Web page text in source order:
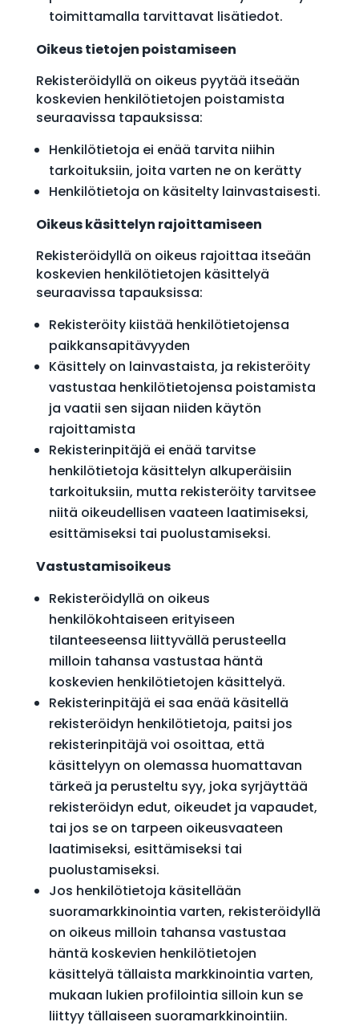
toimittamalla tarvittavat lisätiedot.
Oikeus tietojen poistamiseen
Rekisteröidyllä on oikeus pyytää itseään
koskevien henkilötietojen poistamista
seuraavissa tapauksissa:
Henkilötietoja ei enää tarvita niihin
tarkoituksiin, joita varten ne on kerätty
Henkilötietoja on käsitelty lainvastaisesti.
Oikeus käsittelyn rajoittamiseen
Rekisteröidyllä on oikeus rajoittaa itseään
koskevien henkilötietojen käsittelyä
seuraavissa tapauksissa:
Rekisteröity kiistää henkilötietojensa
paikkansapitävyyden
Käsittely on lainvastaista, ja rekisteröity
vastustaa henkilötietojensa poistamista
ja vaatii sen sijaan niiden käytön
rajoittamista
Rekisterinpitäjä ei enää tarvitse
henkilötietoja käsittelyn alkuperäisiin
tarkoituksiin, mutta rekisteröity tarvitsee
niitä oikeudellisen vaateen laatimiseksi,
esittämiseksi tai puolustamiseksi.
Vastustamisoikeus
Rekisteröidyllä on oikeus
henkilökohtaiseen erityiseen
tilanteeseensa liittyvällä perusteella
milloin tahansa vastustaa häntä
koskevien henkilötietojen käsittelyä.
Rekisterinpitäjä ei saa enää käsitellä
rekisteröidyn henkilötietoja, paitsi jos
rekisterinpitäjä voi osoittaa, että
käsittelyyn on olemassa huomattavan
tärkeä ja perusteltu syy, joka syrjäyttää
rekisteröidyn edut, oikeudet ja vapaudet,
tai jos se on tarpeen oikeusvaateen
laatimiseksi, esittämiseksi tai
puolustamiseksi.
Jos henkilötietoja käsitellään
suoramarkkinointia varten, rekisteröidyllä
on oikeus milloin tahansa vastustaa
häntä koskevien henkilötietojen
käsittelyä tällaista markkinointia varten,
mukaan lukien profilointia silloin kun se
liittyy tällaiseen suoramarkkinointiin.